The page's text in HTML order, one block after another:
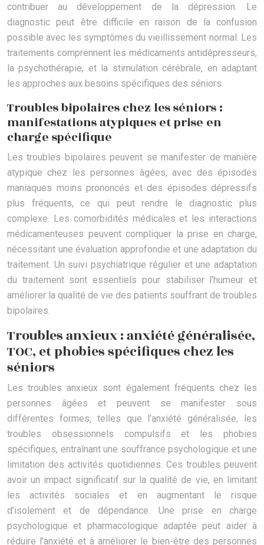
contribuer au développement de la dépression. Le
diagnostic peut être difficile en raison de la confusion
possible avec les symptômes du vieillissement normal. Les
traitements comprennent les médicaments antidépresseurs,
la psychothérapie, et la stimulation cérébrale, en adaptant
les approches aux besoins spécifiques des séniors.
Troubles bipolaires chez les séniors :
manifestations atypiques et prise en
charge spécifique
Les troubles bipolaires peuvent se manifester de manière
atypique chez les personnes âgées, avec des épisodes
maniaques moins prononcés et des épisodes dépressifs
plus fréquents, ce qui peut rendre le diagnostic plus
complexe. Les comorbidités médicales et les interactions
médicamenteuses peuvent compliquer la prise en charge,
nécessitant une évaluation approfondie et une adaptation du
traitement. Un suivi psychiatrique régulier et une adaptation
du traitement sont essentiels pour stabiliser l’humeur et
améliorer la qualité de vie des patients souffrant de troubles
bipolaires.
Troubles anxieux : anxiété généralisée,
TOC, et phobies spécifiques chez les
séniors
Les troubles anxieux sont également fréquents chez les
personnes âgées et peuvent se manifester sous
différentes formes, telles que l’anxiété généralisée, les
troubles obsessionnels compulsifs et les phobies
spécifiques, entraînant une souffrance psychologique et une
limitation des activités quotidiennes. Ces troubles peuvent
avoir un impact significatif sur la qualité de vie, en limitant
les activités sociales et en augmentant le risque
d’isolement et de dépendance. Une prise en charge
psychologique et pharmacologique adaptée peut aider à
réduire l’anxiété et à améliorer le bien-être des personnes